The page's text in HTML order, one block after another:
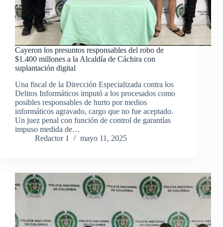
Cayeron los presuntos responsables del robo de
$1.400 millones a la Alcaldía de Cáchira con
suplantación digital
Una fiscal de la Dirección Especializada contra los
Delitos Informáticos imputó a los procesados como
posibles responsables de hurto por medios
informáticos agravado, cargo que no fue aceptado.
Un juez penal con función de control de garantías
impuso medida de…
Redactor 1
mayo 11, 2025